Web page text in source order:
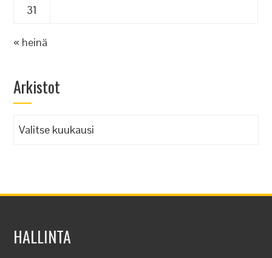
31
« heinä
Arkistot
Arkistot
HALLINTA